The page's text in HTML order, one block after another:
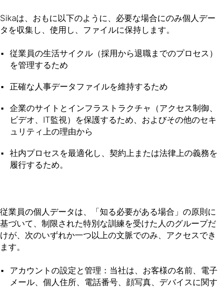
Sikaは、おもに以下のように、必要な場合にのみ個人デー
タを収集し、使用し、ファイルに保持します。
従業員の生活サイクル（採用から退職までのプロセス）
を管理するため
正確な人事データファイルを維持するため
企業のサイトとインフラストラクチャ（アクセス制御、
ビデオ、IT監視）を保護するため、およびその他のセキ
ュリティ上の理由から
社内プロセスを最適化し、契約上または法律上の義務を
履行するため。
従業員の個人データは、「知る必要がある場合」の原則に
基づいて、制限された特別な訓練を受けた人のグループだ
けが、次のいずれか一つ以上の文脈でのみ、アクセスでき
ます。
アカウントの設定と管理：当社は、お客様の名前、電子
メール、個人住所、電話番号、顔写真、デバイスに関す